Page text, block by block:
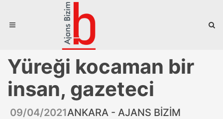
Yüreği kocaman bir
insan, gazeteci
09/04/2021ANKARA - AJANS BİZİM